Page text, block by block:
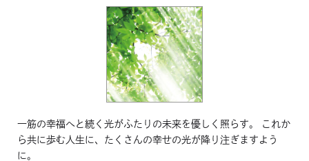
一筋の幸福へと続く光がふたりの未来を優しく照らす。 これか
ら共に歩む人生に、たくさんの幸せの光が降り注ぎますよう
に。